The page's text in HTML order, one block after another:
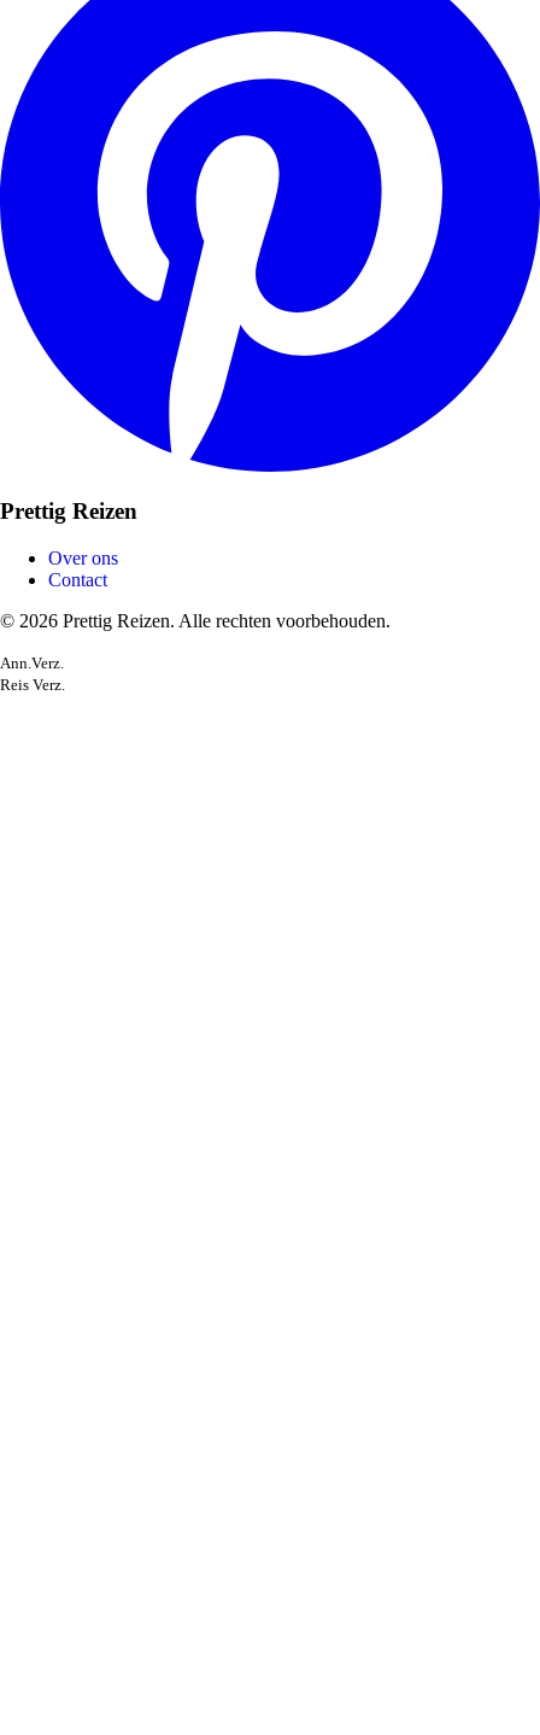
Prettig Reizen
Over ons
Contact
© 2026 Prettig Reizen. Alle rechten voorbehouden.
Ann.Verz.
Reis Verz.